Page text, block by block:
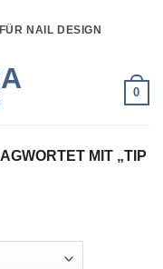
NAIL DESIGN
0
MIT „TIP